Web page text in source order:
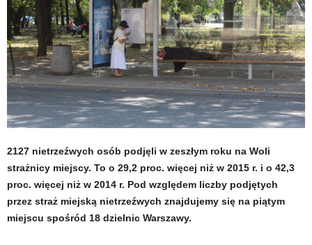
2127 nietrzeźwych osób podjęli w zeszłym roku na Woli
strażnicy miejscy. To o 29,2 proc. więcej niż w 2015 r. i o 42,3
proc. więcej niż w 2014 r. Pod względem liczby podjętych
przez straż miejską nietrzeźwych znajdujemy się na piątym
miejscu spośród 18 dzielnic Warszawy.